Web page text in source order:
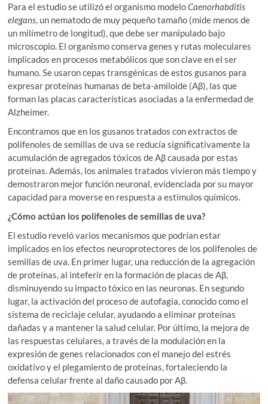
Para el estudio se utilizó el organismo modeloCaenorhabditis
elegans, un nematodo de muy pequeño tamaño (mide menos de
un milímetro de longitud), que debe ser manipulado bajo
microscopio. El organismo conserva genes y rutas moleculares
implicados en procesos metabólicos que son clave en el ser
humano. Se usaron cepas transgénicas de estos gusanos para
expresar proteínas humanas de beta-amiloide (Aβ), las que
forman las placas características asociadas a la enfermedad de
Alzheimer.
Encontramos que en los gusanos tratados con extractos de
polifenoles de semillas de uva se reducía significativamente la
acumulación de agregados tóxicos de Aβ causada por estas
proteínas. Además, los animales tratados vivieron más tiempo y
demostraron mejor función neuronal, evidenciada por su mayor
capacidad para moverse en respuesta a estímulos químicos.
¿Cómo actúan los polifenoles de semillas de uva?
El estudio reveló varios mecanismos que podrían estar
implicados en los efectos neuroprotectores de los polifenoles de
semillas de uva. En primer lugar, una reducción de la agregación
de proteínas, al inteferir en la formación de placas de Aβ,
disminuyendo su impacto tóxico en las neuronas. En segundo
lugar, la activación del proceso de autofagia, conocido como el
sistema de reciclaje celular, ayudando a eliminar proteínas
dañadas y a mantener la salud celular. Por último, la mejora de
las respuestas celulares, a través de la modulación en la
expresión de genes relacionados con el manejo del estrés
oxidativo y el plegamiento de proteínas, fortaleciendo la
defensa celular frente al daño causado por Aβ.